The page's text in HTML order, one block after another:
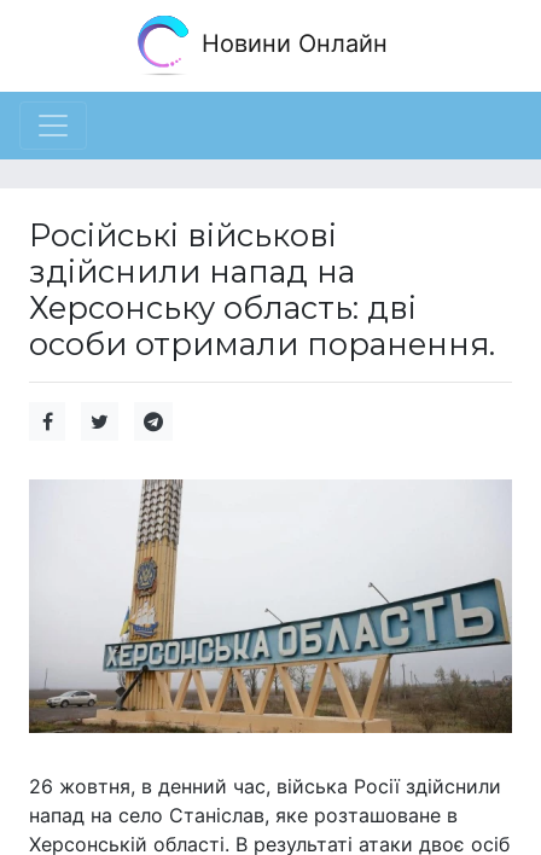
Новини Онлайн
Російські військові
здійснили напад на
Херсонську область: дві
особи отримали поранення.
26 жовтня, в денний час, війська Росії здійснили
напад на село Станіслав, яке розташоване в
Херсонській області. В результаті атаки двоє осіб